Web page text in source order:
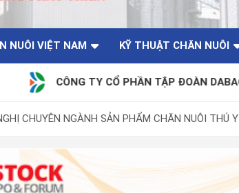
NUÔI VIỆT NAM KỸ THUẬT CHĂN NUÔI
CỔ PHẦN TẬP ĐOÀN DABACO VIỆT NAM
CHUYÊN NGÀNH SẢN PHẨM CHĂN NUÔI THÚ Y